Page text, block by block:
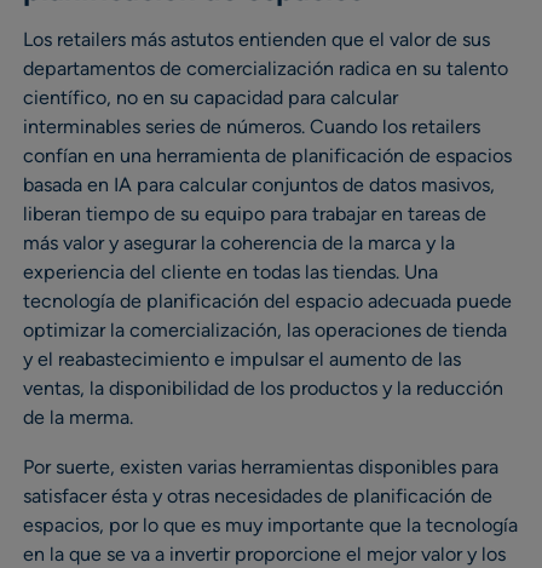
Los retailers más astutos entienden que el valor de sus
departamentos de comercialización radica en su talento
científico, no en su capacidad para calcular
interminables series de números. Cuando los retailers
confían en una herramienta de planificación de espacios
basada en IA para calcular conjuntos de datos masivos,
liberan tiempo de su equipo para trabajar en tareas de
más valor y asegurar la coherencia de la marca y la
experiencia del cliente en todas las tiendas. Una
tecnología de planificación del espacio adecuada puede
optimizar la comercialización, las operaciones de tienda
y el reabastecimiento e impulsar el aumento de las
ventas, la disponibilidad de los productos y la reducción
de la merma.
Por suerte, existen varias herramientas disponibles para
satisfacer ésta y otras necesidades de planificación de
espacios, por lo que es muy importante que la tecnología
en la que se va a invertir proporcione el mejor valor y los